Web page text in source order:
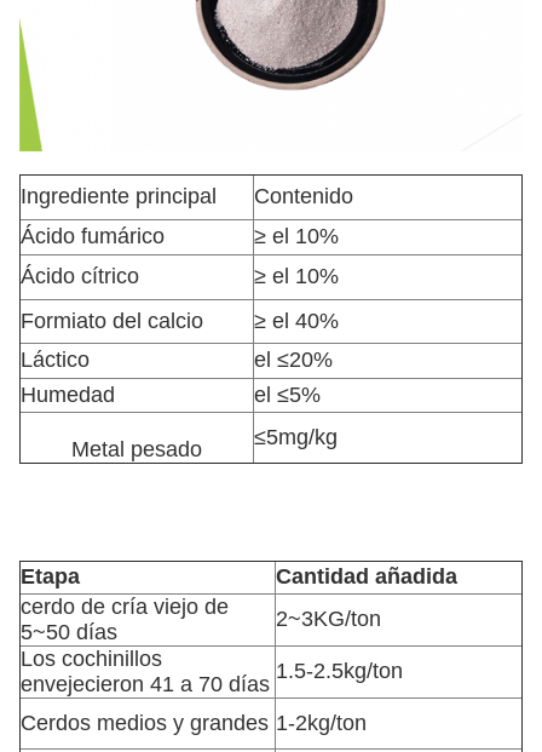
Ingrediente principal
Contenido
Ácido fumárico
≥ el 10%
Ácido cítrico
≥ el 10%
Formiato del calcio
≥ el 40%
Láctico
el ≤20%
Humedad
el ≤5%
Metal pesado ≤5mg/kg
Etapa
Cantidad añadida
cerdo de cría viejo de
5~50 días
2~3KG/ton
Los cochinillos
envejecieron 41 a 70 días
1.5-2.5kg/ton
Cerdos medios y grandes 1-2kg/ton